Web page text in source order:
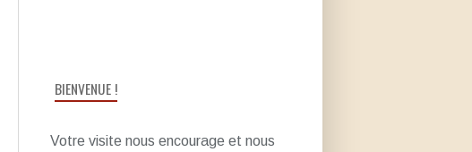
BIENVENUE !
Votre visite nous encourage et nous